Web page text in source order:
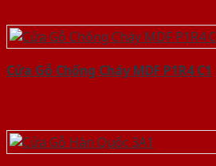
Cửa Gỗ Chống Cháy MDF P1R4 C1